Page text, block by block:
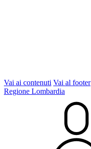
Vai ai contenuti Vai al footer
Regione Lombardia